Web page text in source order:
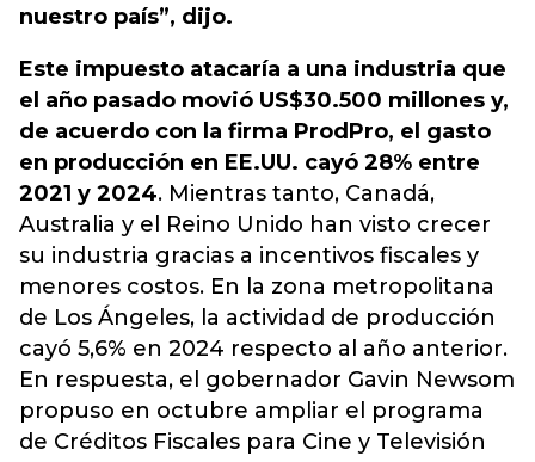
nuestro país”, dijo.
Este impuesto atacaría a una industria que
el año pasado movió US$30.500 millones y,
de acuerdo con la firma ProdPro, el gasto
en producción en EE.UU. cayó 28% entre
2021 y 2024. Mientras tanto, Canadá,
Australia y el Reino Unido han visto crecer
su industria gracias a incentivos fiscales y
menores costos. En la zona metropolitana
de Los Ángeles, la actividad de producción
cayó 5,6% en 2024 respecto al año anterior.
En respuesta, el gobernador Gavin Newsom
propuso en octubre ampliar el programa
de Créditos Fiscales para Cine y Televisión